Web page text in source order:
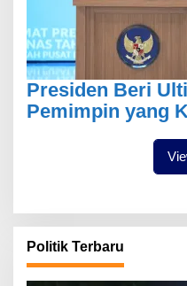
Presiden Beri
Pemimpin yang
Politik Terbaru